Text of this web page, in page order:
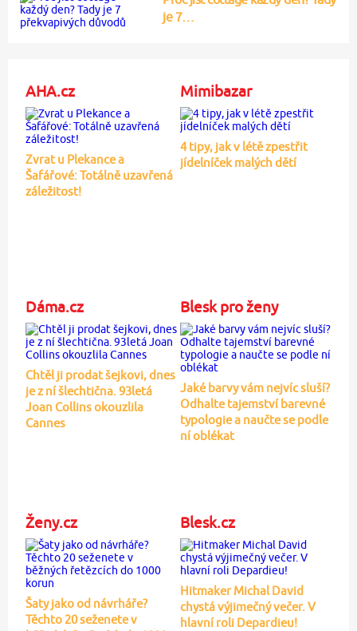
je 7…
AHA.cz
Zvrat u Plekance a
Šafářové: Totálně uzavřená
záležitost!
Mimibazar
4 tipy, jak v létě zpestřit
jídelníček malých dětí
Dáma.cz
Chtěl ji prodat šejkovi, dnes
je z ní šlechtična. 93letá
Joan Collins okouzlila
Cannes
Blesk pro ženy
Jaké barvy vám nejvíc sluší?
Odhalte tajemství barevné
typologie a naučte se podle
ní oblékat
Ženy.cz
Šaty jako od návrháře?
Těchto 20 seženete v
Blesk.cz
Hitmaker Michal David
chystá výjimečný večer. V
hlavní roli Depardieu!